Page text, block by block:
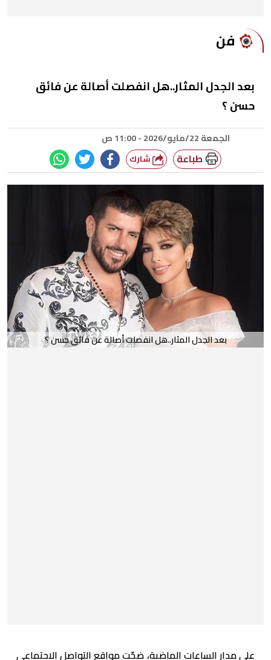
فن
بعد الجدل المثار..هل انفصلت أصالة عن فائق
حسن ؟
الجمعة 22/مايو/2026 - 11:00 ص
طباعة
بعد الجدل المثار..هل انفصلت أصالة عن فائق حسن ؟
على مدار الساعات الماضية، ضجّت مواقع التواصل الاجتماعي